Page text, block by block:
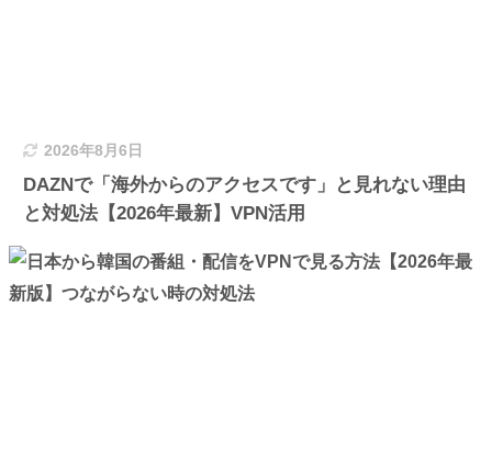
2026年8月6日
DAZNで「海外からのアクセスです」と見れない理由
と対処法【2026年最新】VPN活用